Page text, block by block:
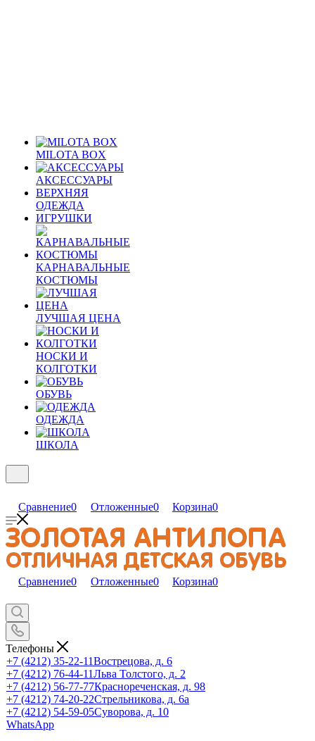
MILOTA BOX
АКСЕССУАРЫ
ВЕРХНЯЯ
ОДЕЖДА
ИГРУШКИ
КАРНАВАЛЬНЫЕ
КОСТЮМЫ
ЛУЧШАЯ ЦЕНА
НОСКИ И
КОЛГОТКИ
ОБУВЬ
ОДЕЖДА
ШКОЛА
Сравнение0 Отложенные0 Корзина0
Сравнение0 Отложенные0 Корзина0
Телефоны
+7 (4212) 35-22-11Вострецова, д. 6
+7 (4212) 76-44-11Льва Толстого, д. 2
+7 (4212) 56-77-77Краснореченская, д. 98
+7 (4212) 74-20-22Стрельникова, д. 6а
+7 (4212) 54-59-05Суворова, д. 10
WhatsApp